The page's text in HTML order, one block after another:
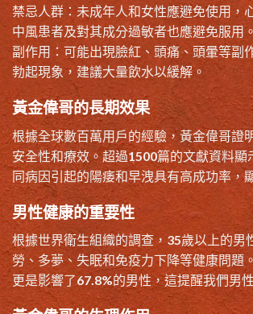
禁忌人群：未成年人和女性應避免使用，
中風患者及對其成分過敏者也應避免服用。
副作用：可能出現臉紅、頭痛、頭暈等副
勃起現象，建議大量飲水以緩解。
黃金偉哥的長期效果
根據全球數百萬用戶的經驗，黃金偉哥證
安全性和療效。超過1500篇的文獻資料顯
同病因引起的陽痿和早洩具有高成功率，
男性健康的重要性
根據世界衛生組織的調查，35歲以上的男
勞、多夢、失眠和免疫力下降等健康問題
更是影響了67.8%的男性，這提醒我們男